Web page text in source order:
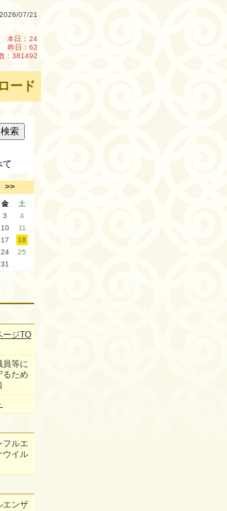
07/21
本日： 24
昨日：62
：381492
転載を禁止します。
て
>>
金
土
3
4
10
11
17
18
24
25
31
ージTO
員等に
るため
フルエ
ウイル
エンザ